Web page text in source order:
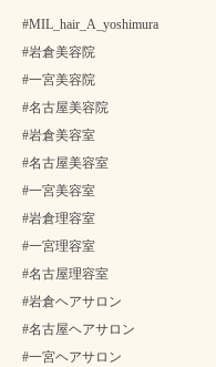
#MIL_hair_A_yoshimura
#岩倉美容院
#一宮美容院
#名古屋美容院
#岩倉美容室
#名古屋美容室
#一宮美容室
#岩倉理容室
#一宮理容室
#名古屋理容室
#岩倉ヘアサロン
#名古屋ヘアサロン
#一宮ヘアサロン